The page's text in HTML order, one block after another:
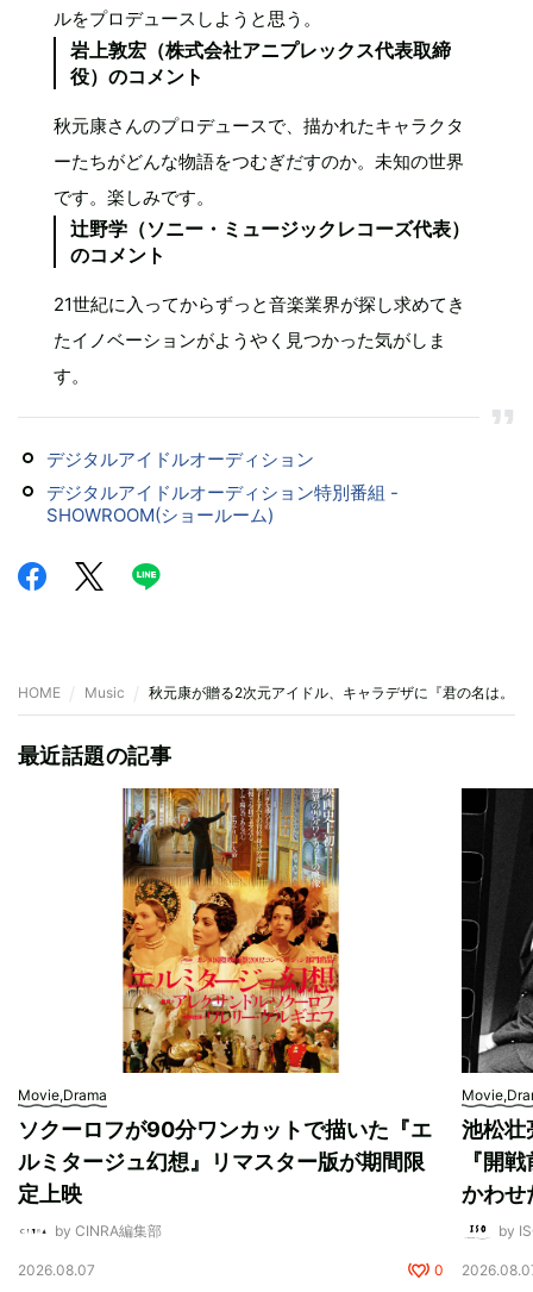
ルをプロデュースしようと思う。
岩上敦宏（株式会社アニプレックス代表取締
役）のコメント
秋元康さんのプロデュースで、描かれたキャラクタ
ーたちがどんな物語をつむぎだすのか。未知の世界
です。楽しみです。
辻野学（ソニー・ミュージックレコーズ代表）
のコメント
21世紀に入ってからずっと音楽業界が探し求めてき
たイノベーションがようやく見つかった気がしま
す。
デジタルアイドルオーディション
デジタルアイドルオーディション特別番組 -
SHOWROOM(ショールーム)
HOME Music 秋元康が贈る2次元アイドル、キャラデザに『君の名は。』
最近話題の記事
Movie,Drama
ソクーロフが90分ワンカットで描いた『エ
ルミタージュ幻想』リマスター版が期間限
定上映
by CINRA編集部
2026.08.07 0
池松壮
『開
かわせ
by